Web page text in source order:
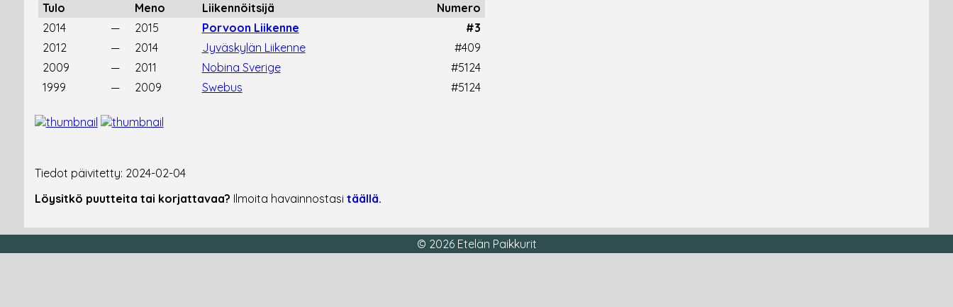
Tulo Meno Liikennöitsijä
Numero
2014
— 2015 Porvoon Liikenne
#3
2012
— 2014 Jyväskylän Liikenne
#409
2009
— 2011 Nobina Sverige
#5124
1999
— 2009 Swebus #5124
Tiedot päivitetty: 2024-02-04
Löysitkö puutteita tai korjattavaa? Ilmoita havainnostasi täällä.
© 2026 Etelän Paikkurit